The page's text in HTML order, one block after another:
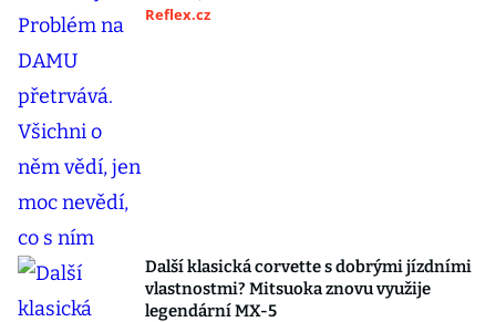
Reflex.cz
Další klasická corvette s dobrými jízdními
vlastnostmi? Mitsuoka znovu využije
legendární MX-5